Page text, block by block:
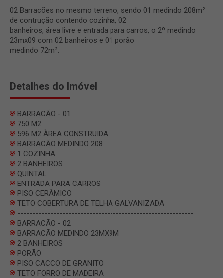
02 Barracões no mesmo terreno, sendo 01 medindo 208m²
de contrução contendo cozinha, 02
banheiros, área livre e entrada para carros, o 2º medindo
23mx09 com 02 banheiros e 01 porão
medindo 72m².
Detalhes do Imóvel
BARRACÃO - 01
750 M2
596 M2 ÀREA CONSTRUIDA
BARRACÃO MEDINDO 208
1 COZINHA
2 BANHEIROS
QUINTAL
ENTRADA PARA CARROS
PISO CERÂMICO
TETO COBERTURA DE TELHA GALVANIZADA
-----------------------------------------------------------
BARRACÃO - 02
BARRACÃO MEDINDO 23MX9M
2 BANHEIROS
PORÃO
PISO CACCO DE GRANITO
TETO FORRO DE MADEIRA